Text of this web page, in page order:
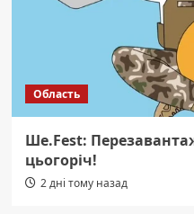
Область
Ше.Fest:
цьогоріч!
2 дні тому назад